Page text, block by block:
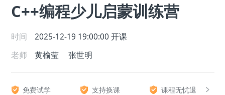
C++编程少儿启蒙训练营
时间 2025-12-19 19:00:00 开课
老师
黄榆莹 张世明
免费试学 支持换课 课程无忧退